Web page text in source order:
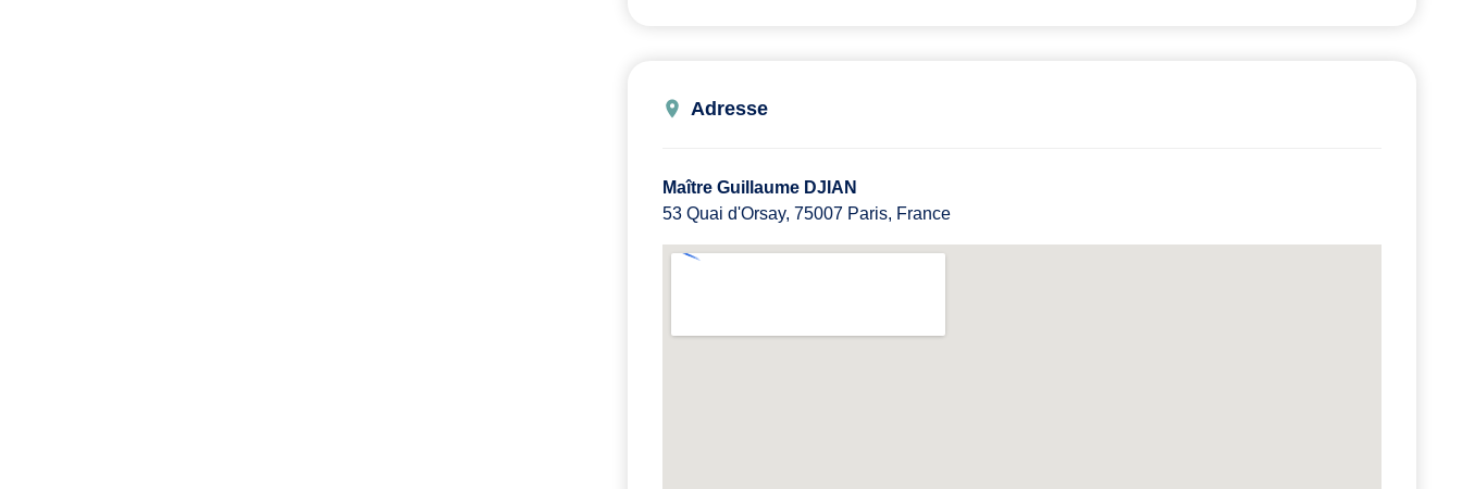
Adresse
Maître Guillaume DJIAN
53 Quai d'Orsay, 75007 Paris, France